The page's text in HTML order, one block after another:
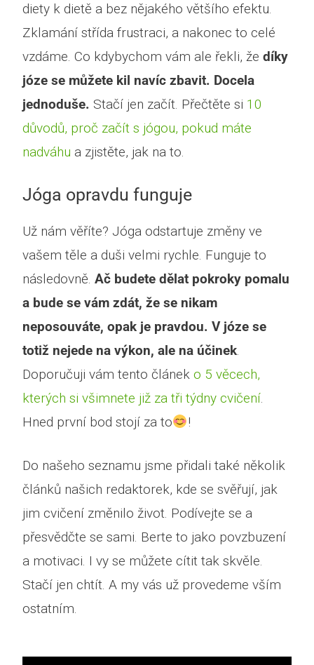
diety k dietě a bez nějakého většího efektu.
Zklamání střída frustraci, a nakonec to celé
vzdáme. Co kdybychom vám ale řekli, že díky
józe se můžete kil navíc zbavit. Docela
jednoduše. Stačí jen začít. Přečtěte si 10
důvodů, proč začít s jógou, pokud máte
nadváhu a zjistěte, jak na to.
Jóga opravdu funguje
Už nám věříte? Jóga odstartuje změny ve
vašem těle a duši velmi rychle. Funguje to
následovně. Ač budete dělat pokroky pomalu
a bude se vám zdát, že se nikam
neposouváte, opak je pravdou. V józe se
totiž nejede na výkon, ale na účinek.
Doporučuji vám tento článek o 5 věcech,
kterých si všimnete již za tři týdny cvičení.
Hned první bod stojí za to
!
Do našeho seznamu jsme přidali také několik
článků našich redaktorek, kde se svěřují, jak
jim cvičení změnilo život. Podívejte se a
přesvědčte se sami. Berte to jako povzbuzení
a motivaci. I vy se můžete cítit tak skvěle.
Stačí jen chtít. A my vás už provedeme vším
ostatním.